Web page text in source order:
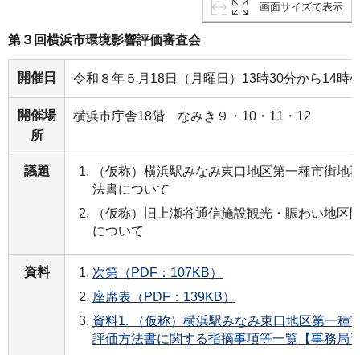
画面サイズで表示
第３回横浜市環境影響評価審査会
開催日 令和８年５月18日（月曜日）13時30分から14時
開催場
所
横浜市庁舎18階 なみき９・10・11・12
議題
（仮称）横浜駅みなみ東口地区第一種市街地
法書について
（仮称）旧上瀬谷通信施設観光・賑わい地
について
資料
次第（PDF：107KB）
座席表（PDF：139KB）
資料1. （仮称）横浜駅みなみ東口地区第一種
評価方法書に関する指摘事項等一覧【事務局